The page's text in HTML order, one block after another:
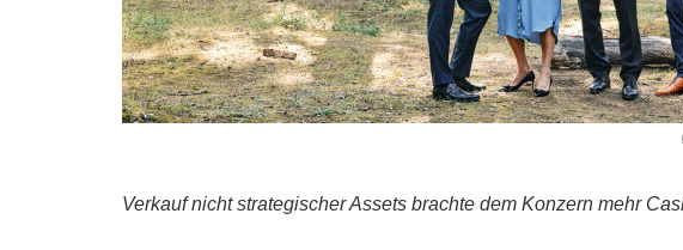
Verkauf nicht strategischer Assets brachte dem Konzern mehr